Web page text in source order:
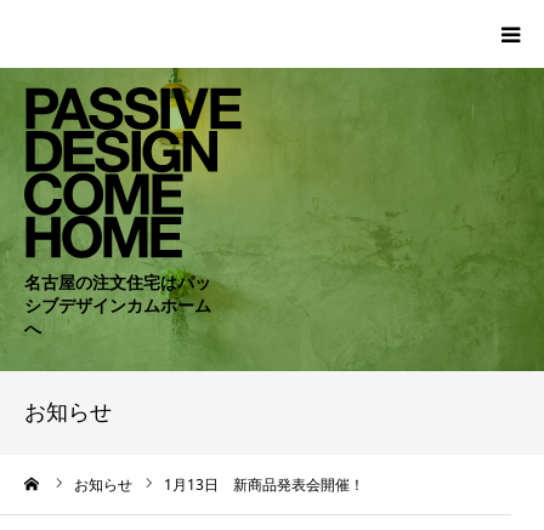
名古屋の注文住宅はパッ
シブデザインカムホーム
へ
お知らせ
お知らせ 1月13日 新商品発表会開催！
HOME
WORKS
COMPANY
CONCEPT
NEWS